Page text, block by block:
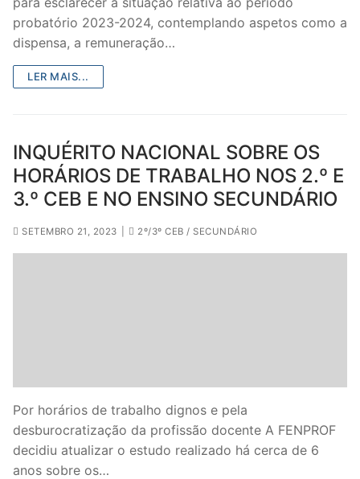
probatório 2023-2024, contemplando aspetos como a
dispensa, a remuneração…
LER MAIS...
INQUÉRITO NACIONAL SOBRE OS
HORÁRIOS DE TRABALHO NOS 2.º E
3.º CEB E NO ENSINO SECUNDÁRIO
SETEMBRO 21, 2023 2º/3º CEB / SECUNDÁRIO
Por horários de trabalho dignos e pela
desburocratização da profissão docente A FENPROF
decidiu atualizar o estudo realizado há cerca de 6
anos sobre os…